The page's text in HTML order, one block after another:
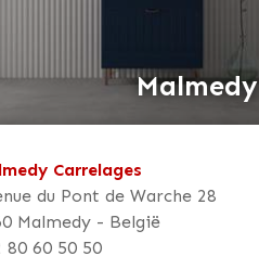
Malmedy
Carrelages
du Pont de Warche 28
Malmedy - België
80 60 50 50